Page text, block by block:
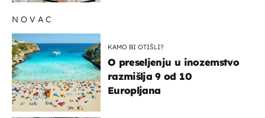
NOVAC
KAMO BI OTIŠLI?
O preseljenju u inozemstvo
razmišlja 9 od 10
Europljana